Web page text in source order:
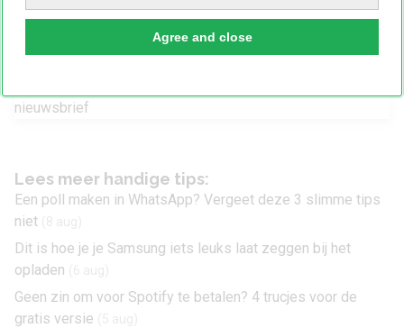
Agree and close
Lees meer handige tips:
Een poll maken in WhatsApp? Vergeet deze 3 slimme tips
niet
Dit is hoe je je Samsung iets leuks laat zeggen bij het
opladen
Geen zin om voor Spotify te betalen? 4 trucjes voor de
gratis versie